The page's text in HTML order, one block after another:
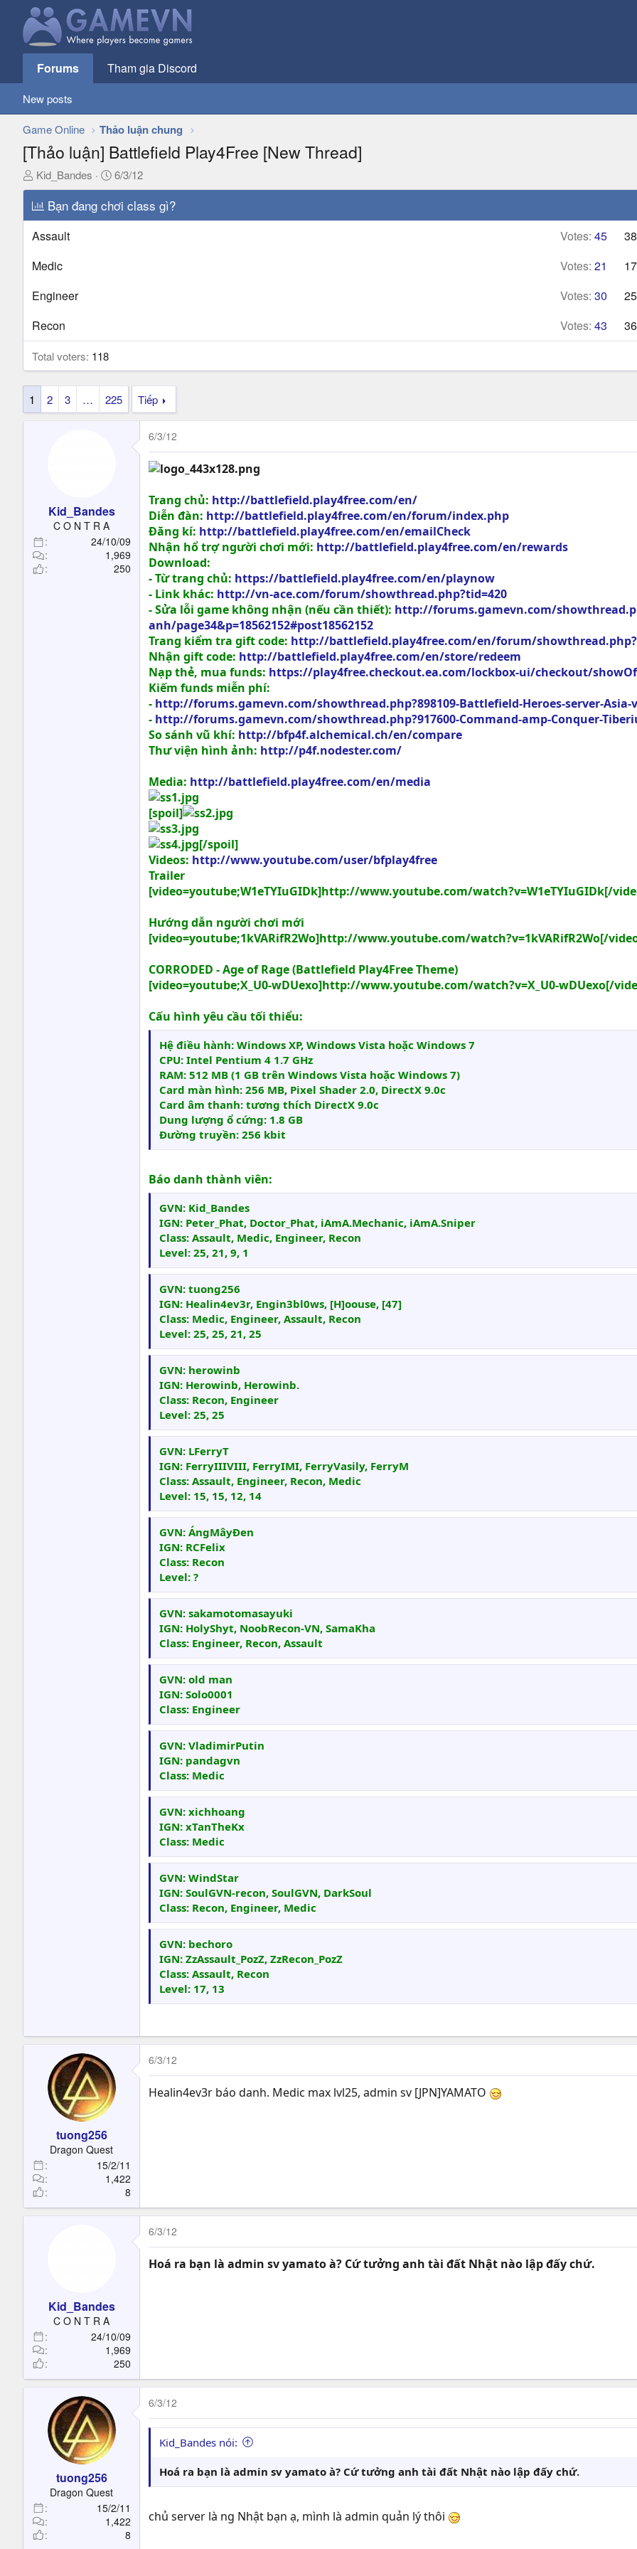
Forums Tham gia Discord
New posts
Game Online Thảo luận chung
[Thảo luận] Battlefield Play4Free [New Thread]
T
h
r
e
a
s
a
t
e
r
Kid_Bandes
N
g
à
y
6/3/12
Bạn đang chơi class gì?
Assault Votes: 45
Medic
Votes: 21
Engineer
Votes: 30
Recon
Votes: 43
Total voters 118
1 2 3 … 225 Tiếp
Kid_Bandes
C O N T R A
24/10/09
1,969
250
6/3/12
Trang chủ: http://battlefield.play4free.com/en/
Diễn đàn: http://battlefield.play4free.com/en/forum/index.php
Đăng kí: http://battlefield.play4free.com/en/emailCheck
Nhận hổ trợ người chơi mới: http://battlefield.play4free.com/en/rewards
Download:
- Từ trang chủ: https://battlefield.play4free.com/en/playnow
- Link khác: http://vn-ace.com/forum/showthread.php?tid=420
- Sửa lỗi game không nhận (nếu cần thiết): http://forums.gamevn.com/
anh/page34&p=18562152#post18562152
Trang kiểm tra gift code: http://battlefield.play4free.com/en/forum/
Nhận gift code: http://battlefield.play4free.com/en/store/redeem
Nạp thẻ, mua funds: https://play4free.checkout.ea.com/lockbox-ui/checkout/
Kiếm funds miễn phí:
- http://forums.gamevn.com/showthread.php?898109-Battlefield-Heroes-server-Asia-
- http://forums.gamevn.com/showthread.php?917600-Command-amp-Conquer-
So sánh vũ khí: http://bfp4f.alchemical.ch/en/compare
Thư viện hình ảnh: http://p4f.nodester.com/
Media: http://battlefield.play4free.com/en/media
[spoil]
[/spoil]
Videos: http://www.youtube.com/user/bfplay4free
Trailer
[video=youtube;W1eTYIuGIDk]http://www.youtube.com/watch?v=W1eTYIuGIDk[/
Hướng dẫn người chơi mới
[video=youtube;1kVARifR2Wo]http://www.youtube.com/watch?v=1kVARifR2Wo[/
CORRODED - Age of Rage (Battlefield Play4Free Theme)
[video=youtube;X_U0-wDUexo]http://www.youtube.com/watch?v=X_U0-wDUexo[/
Cấu hình yêu cầu tối thiểu:
Hệ điều hành: Windows XP, Windows Vista hoặc Windows 7
CPU: Intel Pentium 4 1.7 GHz
RAM: 512 MB (1 GB trên Windows Vista hoặc Windows 7)
Card màn hình: 256 MB, Pixel Shader 2.0, DirectX 9.0c
Card âm thanh: tương thích DirectX 9.0c
Dung lượng ổ cứng: 1.8 GB
Đường truyền: 256 kbit
Báo danh thành viên:
GVN: Kid_Bandes
IGN: Peter_Phat, Doctor_Phat, iAmA.Mechanic, iAmA.Sniper
Class: Assault, Medic, Engineer, Recon
Level: 25, 21, 9, 1
GVN: tuong256
IGN: Healin4ev3r, Engin3bl0ws, [H]oouse, [47]
Class: Medic, Engineer, Assault, Recon
Level: 25, 25, 21, 25
GVN: herowinb
IGN: Herowinb, Herowinb.
Class: Recon, Engineer
Level: 25, 25
GVN: LFerryT
IGN: FerryIIIVIII, FerryIMI, FerryVasily, FerryM
Class: Assault, Engineer, Recon, Medic
Level: 15, 15, 12, 14
GVN: ÁngMâyĐen
IGN: RCFelix
Class: Recon
Level: ?
GVN: sakamotomasayuki
IGN: HolyShyt, NoobRecon-VN, SamaKha
Class: Engineer, Recon, Assault
GVN: old man
IGN: Solo0001
Class: Engineer
GVN: VladimirPutin
IGN: pandagvn
Class: Medic
GVN: xichhoang
IGN: xTanTheKx
Class: Medic
GVN: WindStar
IGN: SoulGVN-recon, SoulGVN, DarkSoul
Class: Recon, Engineer, Medic
GVN: bechoro
IGN: ZzAssault_PozZ, ZzRecon_PozZ
Class: Assault, Recon
Level: 17, 13
tuong256
Dragon Quest
15/2/11
1,422
8
6/3/12
Healin4ev3r báo danh. Medic max lvl25, admin sv [JPN]YAMATO
Kid_Bandes
C O N T R A
24/10/09
1,969
250
6/3/12
Hoá ra bạn là admin sv yamato à? Cứ tưởng anh tài đất Nhật nào lập đấy chứ.
tuong256
Dragon Quest
15/2/11
1,422
8
6/3/12
Kid_Bandes nói:
Hoá ra bạn là admin sv yamato à? Cứ tưởng anh tài đất Nhật nào lập đấy chứ.
chủ server là ng Nhật bạn ạ, mình là admin quản lý thôi